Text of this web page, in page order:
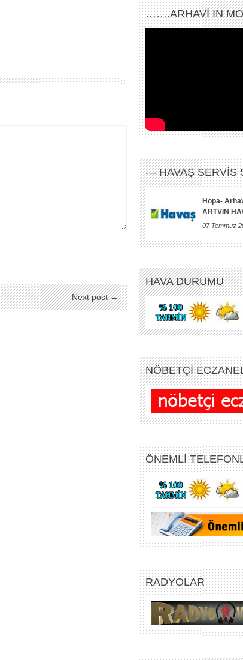
Next post →
…….ARHAVI IN
--- HAVAŞ SERVİS
Hopa-
ARTVİN
07 Temmuz
HAVA DURUMU
NÖBETÇİ
ÖNEMLİ
RADYOLAR